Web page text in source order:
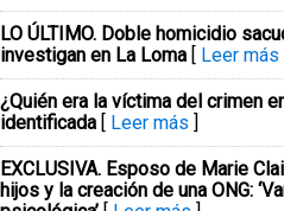
LO ÚLTIMO. Doble homicidio
investigan en La Loma [ Leer más
¿Quién era la víctima del crimen
identificada [ Leer más ]
EXCLUSIVA. Esposo de Marie
hijos y la creación de una ONG: